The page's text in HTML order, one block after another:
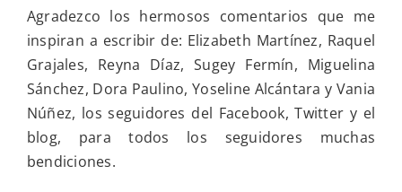
Agradezco los hermosos comentarios que me
inspiran a escribir de: Elizabeth Martínez, Raquel
Grajales, Reyna Díaz, Sugey Fermín, Miguelina
Sánchez, Dora Paulino, Yoseline Alcántara y Vania
Núñez, los seguidores del Facebook, Twitter y el
blog, para todos los seguidores muchas
bendiciones.